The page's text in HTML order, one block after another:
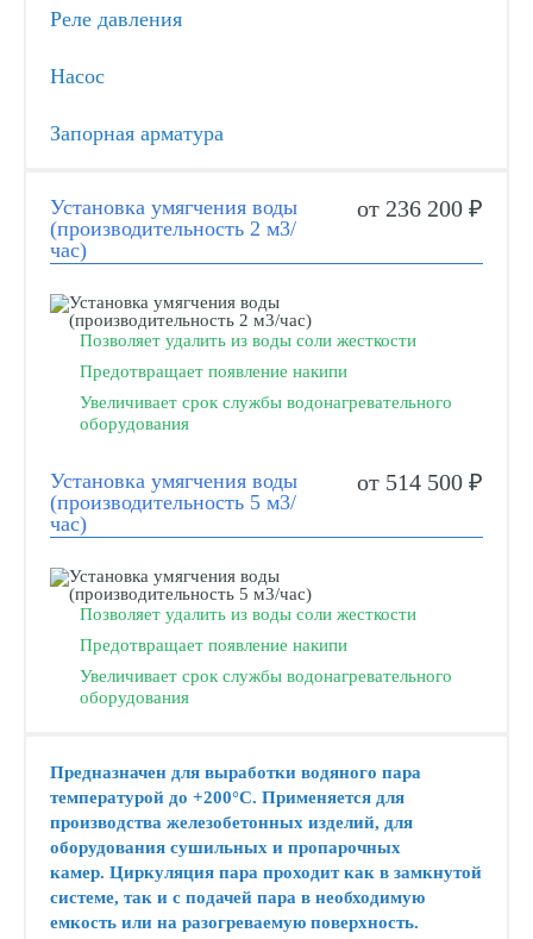
Реле давления
Насос
Запорная арматура
Установка умягчения воды
(производительность 2 м3/
час)
от 236 200 ₽
Позволяет удалить из воды соли жесткости
Предотвращает появление накипи
Увеличивает срок службы водонагревательного
оборудования
Установка умягчения воды
(производительность 5 м3/
час)
от 514 500 ₽
Позволяет удалить из воды соли жесткости
Предотвращает появление накипи
Увеличивает срок службы водонагревательного
оборудования
Предназначен для выработки водяного пара
температурой до +200°С. Применяется для
производства железобетонных изделий, для
оборудования сушильных и пропарочных
камер. Циркуляция пара проходит как в замкнутой
системе, так и с подачей пара в необходимую
емкость или на разогреваемую поверхность.